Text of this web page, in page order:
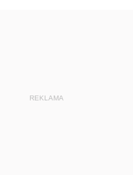
REKLAMA